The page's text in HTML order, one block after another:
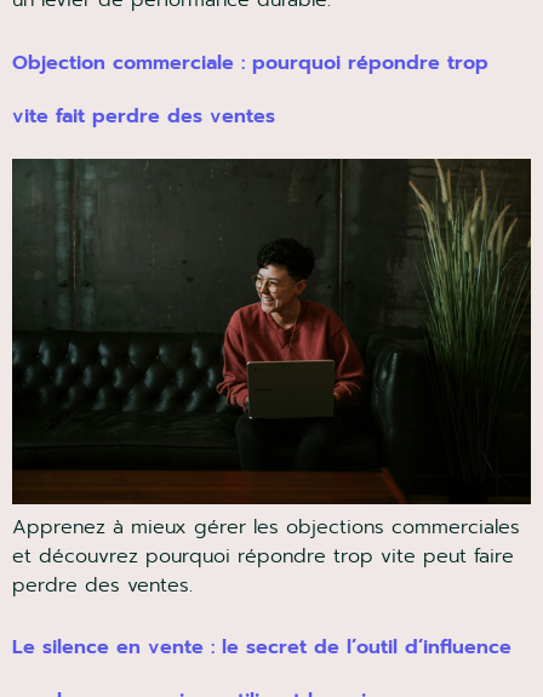
Apprenez à mieux gérer les objections commerciales
et découvrez pourquoi répondre trop vite peut faire
perdre des ventes.